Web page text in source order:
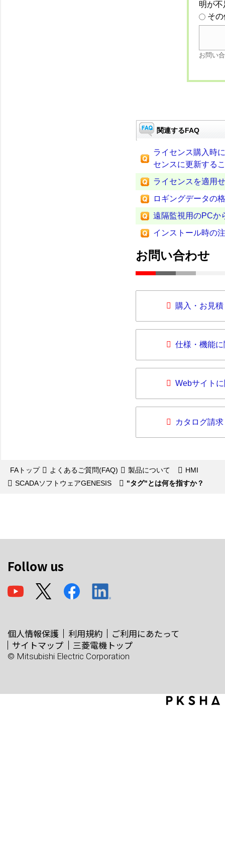
明が
そ
お問い
関連するFAQ
ライセンス購入時
センスに更新する
ライセンスを適用
ロギングデータの
遠隔監視用のPCか
インストール時の
お問い合わせ
購入・お見
仕様・機能
Webサイト
カタログ請求
FAトップ よくあるご質問(FAQ) 製品について
HMI
SCADAソフトウェアGENESIS
"タグ"とは何を指すか？
Follow us
個人情報保護 利用規約
ご利用にあたって
サイトマップ
三菱電機トップ
© Mitsubishi Electric Corporation